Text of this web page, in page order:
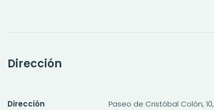
Dirección
Dirección
Paseo de Cristóbal Colón, 10,